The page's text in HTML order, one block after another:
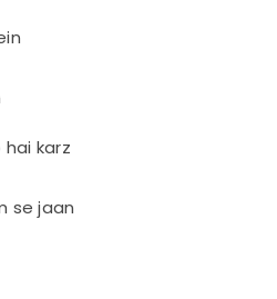
karz
se jaan